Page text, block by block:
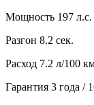
Мощность 197 л.с.
Разгон 8.2 сек.
Расход 7.2 л/100
Гарантия 3 года /